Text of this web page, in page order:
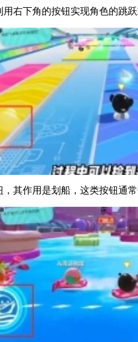
右下角的按钮实现角色的跳跃
其作用是划船，这类按钮通常